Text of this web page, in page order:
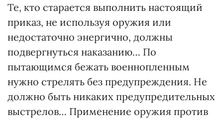
Те, кто старается выполнить настоящий
приказ, не используя оружия или
недостаточно энергично, должны
подвергнуться наказанию… По
пытающимся бежать военнопленным
нужно стрелять без предупреждения. Не
должно быть никаких предупредительных
выстрелов… Применение оружия против